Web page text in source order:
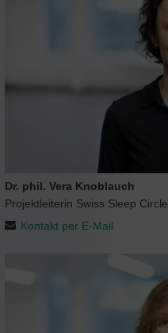
Dr. phil. Vera Knoblauch
Projektleiterin Swiss Sleep Circle
Kontakt per E-Mail